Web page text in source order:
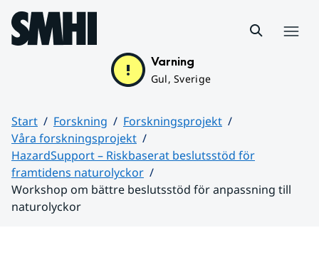
Hoppa till sidans innehåll
Varning
Gul, Sverige
Start Forskning
Forskningsprojekt
Våra forskningsprojekt
HazardSupport – Riskbaserat beslutsstöd för
framtidens naturolyckor
Workshop om bättre beslutsstöd för anpassning till
naturolyckor